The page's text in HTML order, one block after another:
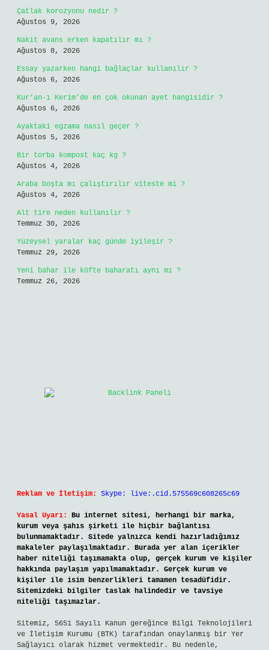
Çatlak korozyonu nedir ?
Ağustos 9, 2026
Nakit avans erken kapatılır mı ?
Ağustos 8, 2026
Essay yazarken hangi bağlaçlar kullanılır ?
Ağustos 6, 2026
Kur’an-ı Kerim’de en çok okunan ayet hangisidir ?
Ağustos 6, 2026
Ayaktaki egzama nasıl geçer ?
Ağustos 5, 2026
Bir torba kompost kaç kg ?
Ağustos 4, 2026
Araba boşta mı çalıştırılır viteste mi ?
Ağustos 4, 2026
Alt tire neden kullanılır ?
Temmuz 30, 2026
Yüzeysel yaralar kaç günde iyileşir ?
Temmuz 29, 2026
Yeni bahar ile köfte baharatı aynı mı ?
Temmuz 26, 2026
Reklam ve İletişim: Skype: live:.cid.575569c608265c69
Yasal Uyarı:
Bu internet sitesi, herhangi bir marka,
kurum veya şahıs şirketi ile hiçbir bağlantısı
bulunmamaktadır. Sitede yalnızca kendi hazırladığımız
makaleler paylaşılmaktadır. Burada yer alan içerikler
haber niteliği taşımamakta olup, gerçek kurum ve kişiler
hakkında paylaşım yapılmamaktadır. Gerçek kurum ve
kişiler ile isim benzerlikleri tamamen tesadüfidir.
Sitemizdeki bilgiler taslak halindedir ve tavsiye
niteliği taşımazlar.
Sitemiz, 5651 Sayılı Kanun gereğince Bilgi Teknolojileri
ve İletişim Kurumu (BTK) tarafından onaylanmış bir Yer
Sağlayıcı olarak hizmet vermektedir. Bu nedenle,